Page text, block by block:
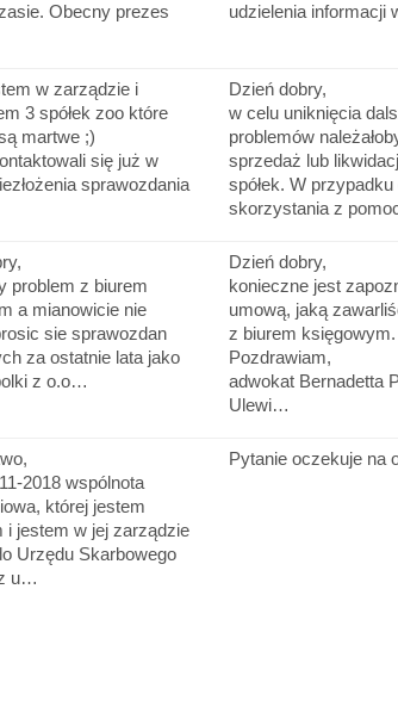
Obecny prezes
udzielenia informacji
w zarządzie i
3 spółek zoo które
martwe ;)
się już w
sprawozdania
Dzień dobry,
w celu uniknięcia
problemów
sprzedaż lub
spółek. W
skorzystania z
problem z biurem
a mianowicie nie
sie sprawozdan
za ostatnie lata jako
z o.o…
Dzień dobry,
konieczne jest
umową, jaką
z biurem księgowym.
Pozdrawiam,
adwokat Bernadetta
Ulewi…
2018 wspólnota
której jestem
i jestem w jej zarządzie
Urzędu Skarbowego
u…
Pytanie oczekuje na